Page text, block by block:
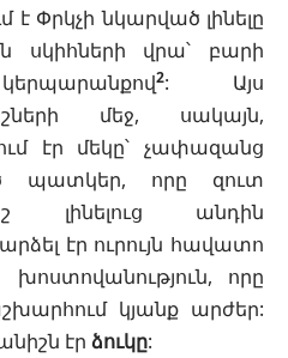
է Փրկչի նկարված լինելը
սկիհների վրա՝ բարի
2: Այս
մեջ, սակայն,
էր մեկը՝ չափազանց
պատկեր, որը զուտ
լինելուց անդին
էր ուրույն հավատո
որը
կյանք արժեր:
էր ձուկը: